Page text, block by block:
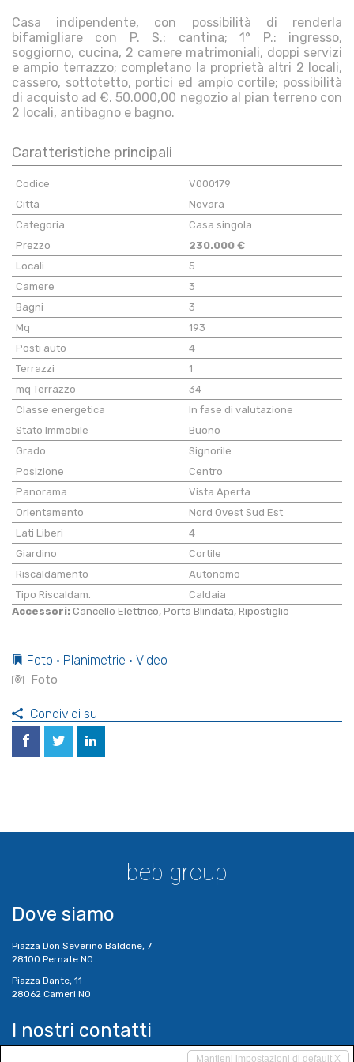
Casa indipendente, con possibilità di renderla
bifamigliare con P. S.: cantina; 1° P.: ingresso,
soggiorno, cucina, 2 camere matrimoniali, doppi servizi
e ampio terrazzo; completano la proprietà altri 2 locali,
cassero, sottotetto, portici ed ampio cortile; possibilità
di acquisto ad €. 50.000,00 negozio al pian terreno con
2 locali, antibagno e bagno.
Caratteristiche principali
Codice
V000179
Città
Novara
Categoria
Casa singola
Prezzo
230.000 €
Locali
5
Camere
3
Bagni
3
Mq
193
Posti auto
4
Terrazzi
1
mq Terrazzo
34
Classe energetica
In fase di valutazione
Stato Immobile
Buono
Grado
Signorile
Posizione
Centro
Panorama
Vista Aperta
Orientamento
Nord Ovest Sud Est
Lati Liberi
4
Giardino
Cortile
Riscaldamento
Autonomo
Tipo Riscaldam.
Caldaia
Accessori: Cancello Elettrico, Porta Blindata, Ripostiglio
Foto • Planimetrie • Video
Foto
Condividi su
beb group
Dove siamo
Piazza Don Severino Baldone, 7
28100 Pernate NO
Piazza Dante, 11
28062 Cameri NO
I nostri contatti
Mantieni impostazioni di default X